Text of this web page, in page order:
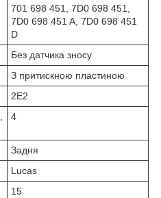
701 698 451, 7D0 698 451,
7D0 698 451 A, 7D0 698 451
D
Без датчика зносу
З притискною пластиною
2E2
4
Задня
Lucas
15